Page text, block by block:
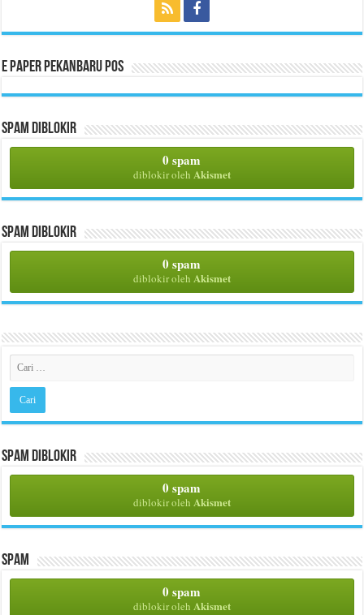
E Paper Pekanbaru Pos
Spam Diblokir
0 spam
diblokir oleh Akismet
Spam Diblokir
0 spam
diblokir oleh Akismet
Spam Diblokir
0 spam
diblokir oleh Akismet
Spam
0 spam
diblokir oleh Akismet